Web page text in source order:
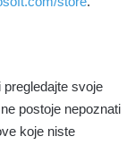
svoje
postoje nepoznati
koje niste